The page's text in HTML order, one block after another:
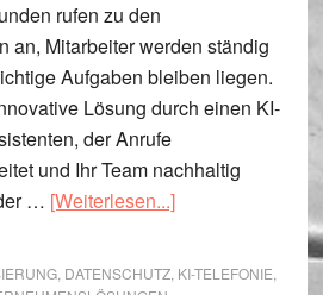
rufen zu den
an, Mitarbeiter werden ständig
Aufgaben bleiben liegen.
Lösung durch einen KI-
der Anrufe
und Ihr Team nachhaltig
… [Weiterlesen...]ÜberKI-
Telefonassistent
, DATENSCHUTZ, KI-TELEFONIE